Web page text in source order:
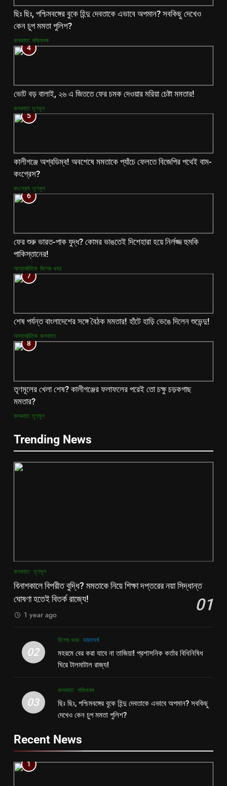
ছিঃ ছিঃ, পশ্চিমবঙ্গের বুকে হিন্দু দেবতাকে এভাবে অপমান? সবকিছু দেখেও
কেন চুপ মমতা পুলিশ?
কলকাতা পশ্চিমবঙ্গ
4
ভোট বড় বালাই, ২৬ এ জিততে ফের চমক দেওয়ার মরিয়া চেষ্টা মমতার!
কলকাতা তৃণমূল
5
কালীগঞ্জে অশ্বডিম্ব! অবশেষে মমতাকে প্যাঁচে ফেলতে বিজেপির পথেই বাম-
কংগ্রেস?
কংগ্রেস তৃণমূল
6
ফের শুরু ভারত-পাক যুদ্ধ? কোমর ভাঙতেই দিশেহারা হয়ে নির্লজ্জ হুমকি
পাকিস্তানের!
আন্তর্জাতিক বিশেষ খবর
7
শেষ পর্যন্ত বাংলাদেশের সঙ্গে বৈঠক মমতার! হাঁটে হাড়ি ভেঙে দিলেন শুভেন্দু!
আন্তর্জাতিক কলকাতা
8
তৃণমূলের খেলা শেষ? কালীগঞ্জের ফলাফলের পরেই তো চক্ষু চড়কগাছ
মমতার?
কলকাতা তৃণমূল
Trending News
কলকাতা তৃণমূল
বিনাশকালে বিপরীত বুদ্ধি? মমতাকে নিয়ে শিক্ষা দপ্তরের নয়া সিদ্ধান্ত
ঘোষণা হতেই বিতর্ক রাজ্যে!
01
1 year ago
02
বিশেষ খবর ভারতবর্ষ
মহরমে বের করা যাবে না তাজিয়া! প্রশাসনিক কর্তার বিধিনিষিধ
ঘিরে টালমাটাল রাজ্য!
03
কলকাতা পশ্চিমবঙ্গ
ছিঃ ছিঃ, পশ্চিমবঙ্গের বুকে হিন্দু দেবতাকে এভাবে অপমান? সবকিছু
দেখেও কেন চুপ মমতা পুলিশ?
Recent News
1